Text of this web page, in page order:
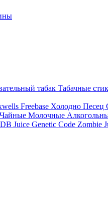
табак Табачные
Freebase Холодно Песец
Чайные Молочные
Juice Genetic Code Zombie